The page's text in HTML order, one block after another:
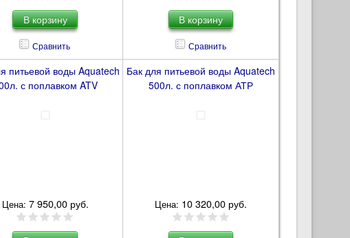
Сравнить Сравнить
питьевой воды Aquatech
с поплавком ATV
Цена: 7 950,00 руб.
Бак для питьевой воды Aquatech
500л. с поплавком АТР
Цена: 10 320,00 руб.